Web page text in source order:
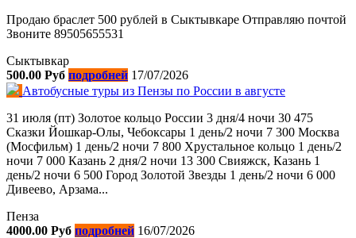
Продаю браслет 500 рублей в Сыктывкаре Отправляю почтой
Звоните 89505655531
Сыктывкар
500.00 Руб подробней 17/07/2026
Автобусные туры из Пензы по России в августе
31 июля (пт) Золотое кольцо России 3 дня/4 ночи 30 475
Сказки Йошкар-Олы, Чебоксары 1 день/2 ночи 7 300 Москва
(Мосфильм) 1 день/2 ночи 7 800 Хрустальное кольцо 1 день/2
ночи 7 000 Казань 2 дня/2 ночи 13 300 Свияжск, Казань 1
день/2 ночи 6 500 Город Золотой Звезды 1 день/2 ночи 6 000
Дивеево, Арзама...
Пенза
4000.00 Руб подробней 16/07/2026